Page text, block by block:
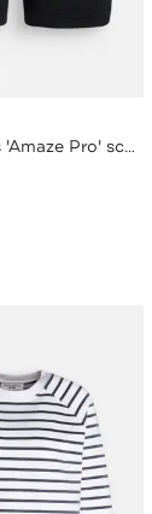
Tights-Shorts 'Amaze Pro' schwarz